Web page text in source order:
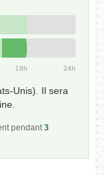
18h 24h
Unis). Il sera
pendant3